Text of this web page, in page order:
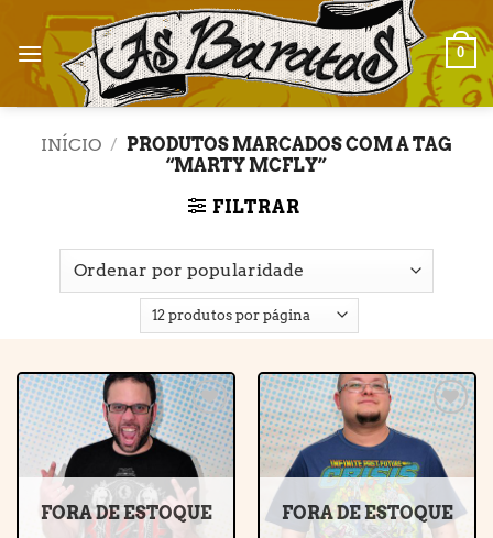
content
0
INÍCIO / PRODUTOS MARCADOS COM A TAG
“MARTY MCFLY”
FILTRAR
Adicionar
à lista de
desejos
FORA DE ESTOQUE
Adicionar
à lista de
desejos
FORA DE ESTOQUE